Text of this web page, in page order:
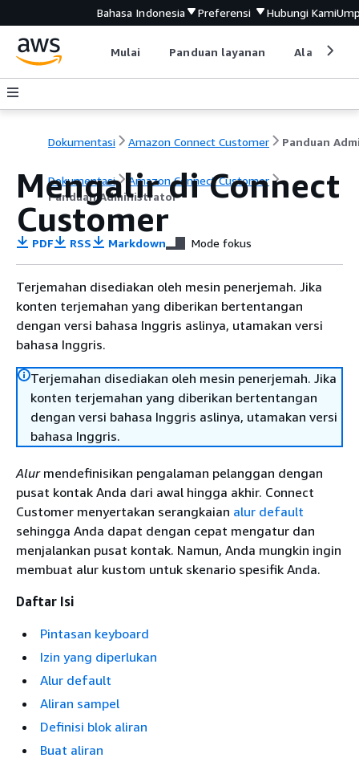
Bahasa Indonesia Preferensi Hubungi Kami
Mulai Panduan layanan Alat
Dokumentasi Amazon Connect Customer
Dokumentasi
Amazon Connect Customer
Panduan Administrator
Mengalir di Connect
Customer
PDF RSS Markdown Mode fokus
Terjemahan disediakan oleh mesin penerjemah. Jika
konten terjemahan yang diberikan bertentangan
dengan versi bahasa Inggris aslinya, utamakan versi
bahasa Inggris.
Terjemahan disediakan oleh mesin penerjemah. Jika
konten terjemahan yang diberikan bertentangan
dengan versi bahasa Inggris aslinya, utamakan versi
bahasa Inggris.
Alurmendefinisikan pengalaman pelanggan dengan
pusat kontak Anda dari awal hingga akhir. Connect
Customer menyertakan serangkaian alur default
sehingga Anda dapat dengan cepat mengatur dan
menjalankan pusat kontak. Namun, Anda mungkin ingin
membuat alur kustom untuk skenario spesifik Anda.
Daftar Isi
Pintasan keyboard
Izin yang diperlukan
Alur default
Aliran sampel
Definisi blok aliran
Buat aliran